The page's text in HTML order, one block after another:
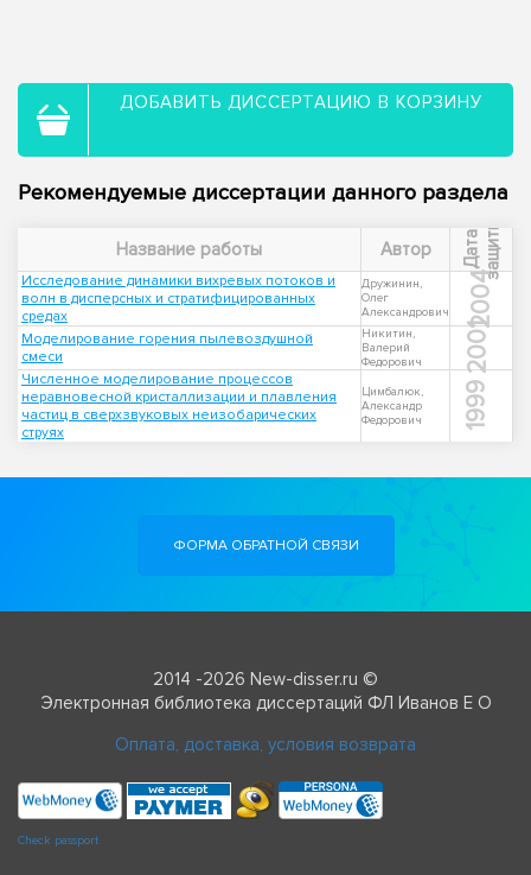
ДОБАВИТЬ ДИССЕРТАЦИЮ В КОРЗИНУ
Рекомендуемые диссертации данного раздела
Название работы Автор Д
а
т
а
з
а
щ
и
т ы
Исследование динамики вихревых потоков и
волн в дисперсных и стратифицированных
средах
Дружинин,
Олег
Александрович
2004
Моделирование горения пылевоздушной
смеси
Никитин,
Валерий
Федорович
2001
Численное моделирование процессов
неравновесной кристаллизации и плавления
частиц в сверхзвуковых неизобарических
струях
Цимбалюк,
Александр
Федорович
1999
ФОРМА ОБРАТНОЙ СВЯЗИ
2014 -2026 New-disser.ru ©
Электронная библиотека диссертаций ФЛ Иванов Е О
Оплата, доставка, условия возврата
Check passport